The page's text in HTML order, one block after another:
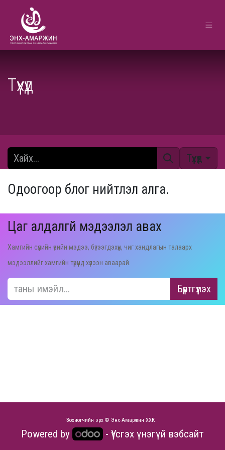
Түүхүүд
Түүхүүд
Одоогоор блог нийтлэл алга.
Цаг алдалгүй мэдээлэл авах
Хамгийн сүүлийн үеийн мэдээ, бүтээгдэхүүн, чиг хандлагын талаарх
мэдээллийг хамгийн түрүүнд хүлээн аваарай.
Бүртгүүлэх​​​​
Зохиогчийн эрх © Энх-Амаржин ХХК
Powered by - Үүсгэхүнэгүй вэбсайт